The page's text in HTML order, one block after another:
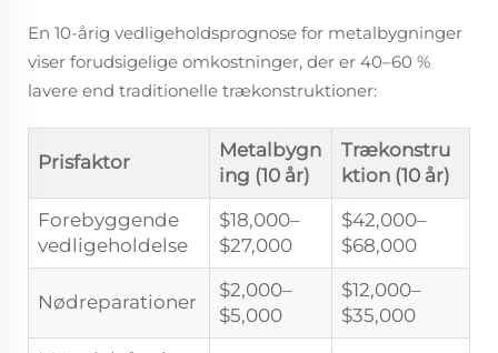
En 10-årig vedligeholdsprognose for metalbygninger
viser forudsigelige omkostninger, der er 40–60 %
lavere end traditionelle trækonstruktioner:
Prisfaktor
Metalbygn
ing (10 år)
Trækonstru
ktion (10 år)
Forebyggende
vedligeholdelse
$18,000–
$27,000
$42,000–
$68,000
Nødreparationer
$2,000–
$5,000
$12,000–
$35,000